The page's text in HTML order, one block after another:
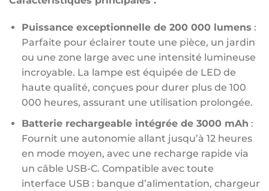
Puissance exceptionnelle de 200 000 lumens :
Parfaite pour éclairer toute une pièce, un jardin
ou une zone large avec une intensité lumineuse
incroyable. La lampe est équipée de LED de
haute qualité, conçues pour durer plus de 100
000 heures, assurant une utilisation prolongée.
Batterie rechargeable intégrée de 3000 mAh :
Fournit une autonomie allant jusqu’à 12 heures
en mode moyen, avec une recharge rapide via
un câble USB-C. Compatible avec toute
interface USB : banque d’alimentation, chargeur